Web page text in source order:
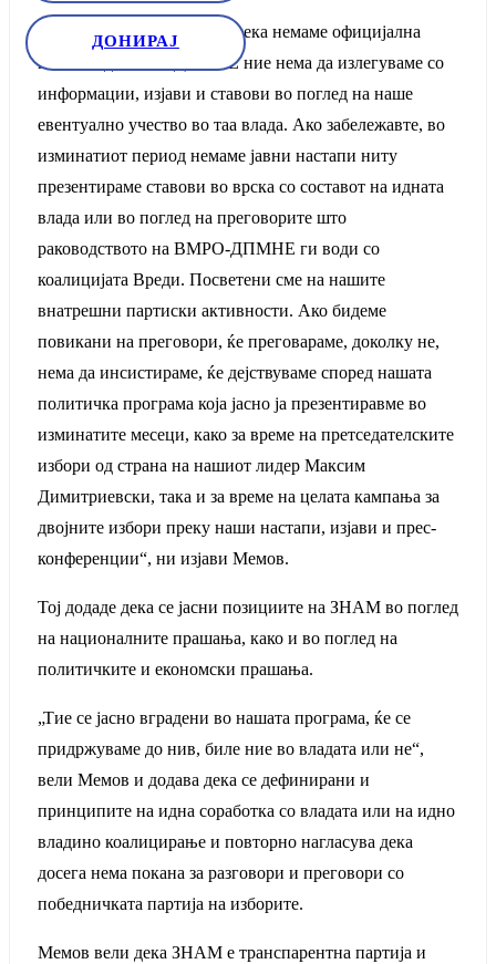
ДОНИРАЈ
„Нашиот став е дека сè додека немаме официјална
покана од ВМРО-ДПМНЕ ние нема да излегуваме со
информации, изјави и ставови во поглед на наше
евентуално учество во таа влада. Ако забележавте, во
изминатиот период немаме јавни настапи ниту
презентираме ставови во врска со составот на идната
влада или во поглед на преговорите што
раководството на ВМРО-ДПМНЕ ги води со
коалицијата Вреди. Посветени сме на нашите
внатрешни партиски активности. Ако бидеме
повикани на преговори, ќе преговараме, доколку не,
нема да инсистираме, ќе дејствуваме според нашата
политичка програма која јасно ја презентиравме во
изминатите месеци, како за време на претседателските
избори од страна на нашиот лидер Максим
Димитриевски, така и за време на целата кампања за
двојните избори преку наши настапи, изјави и прес-
конференции“, ни изјави Мемов.
Тој додаде дека се јасни позициите на ЗНАМ во поглед
на националните прашања, како и во поглед на
политичките и економски прашања.
„Тие се јасно вградени во нашата програма, ќе се
придржуваме до нив, биле ние во владата или не“,
вели Мемов и додава дека се дефинирани и
принципите на идна соработка со владата или на идно
владино коалицирање и повторно нагласува дека
досега нема покана за разговори и преговори со
победничката партија на изборите.
Meмов вели дека ЗНАМ е транспарентна партија и